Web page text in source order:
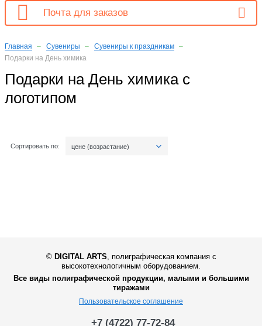
 Почта для заказов
Главная Сувениры
Сувениры к праздникам
Подарки на День химика
Подарки на День химика с
логотипом
Сортировать по: цене (возрастание)
© DIGITAL ARTS
полиграфическая компания с
высокотехнологичным оборудованием.
Все виды полиграфической продукции, малыми и большими
тиражами
Пользовательское соглашение
+7 (4722) 77-72-84